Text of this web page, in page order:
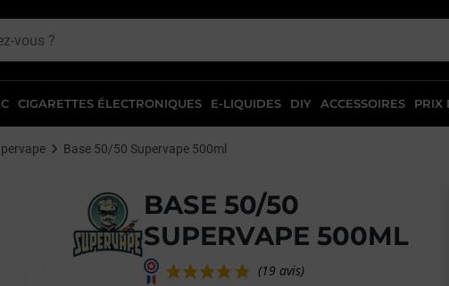
CIGARETTES ÉLECTRONIQUES E-LIQUIDES DIY ACCESSOIRES PRIX
Base 50/50 Supervape 500ml
BASE 50/50
SUPERVAPE 500ML